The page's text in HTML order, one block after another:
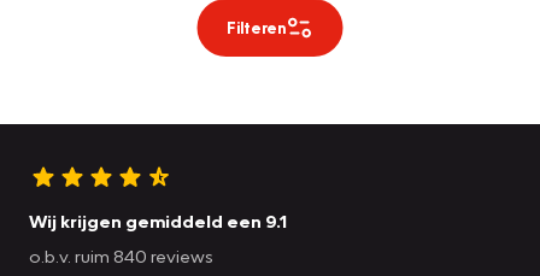
Filteren
Wij krijgen gemiddeld een 9.1
o.b.v. ruim 840 reviews